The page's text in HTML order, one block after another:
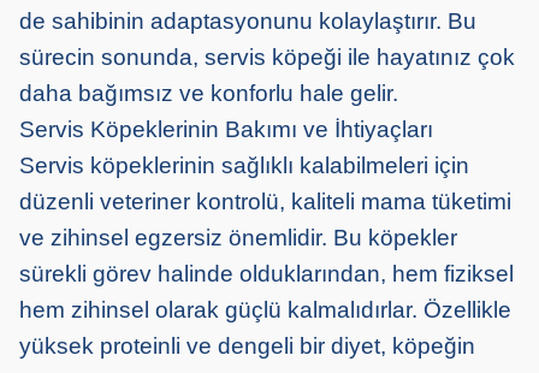
de sahibinin adaptasyonunu kolaylaştırır. Bu
sürecin sonunda, servis köpeği ile hayatınız çok
daha bağımsız ve konforlu hale gelir.
Servis Köpeklerinin Bakımı ve İhtiyaçları
Servis köpeklerinin sağlıklı kalabilmeleri için
düzenli veteriner kontrolü, kaliteli mama tüketimi
ve zihinsel egzersiz önemlidir. Bu köpekler
sürekli görev ha linde olduklarından, hem fiziksel
hem zihinsel olarak güçlü kalmalıdırlar. Özellikle
yüksek proteinli ve dengeli bir diyet, köpeğin